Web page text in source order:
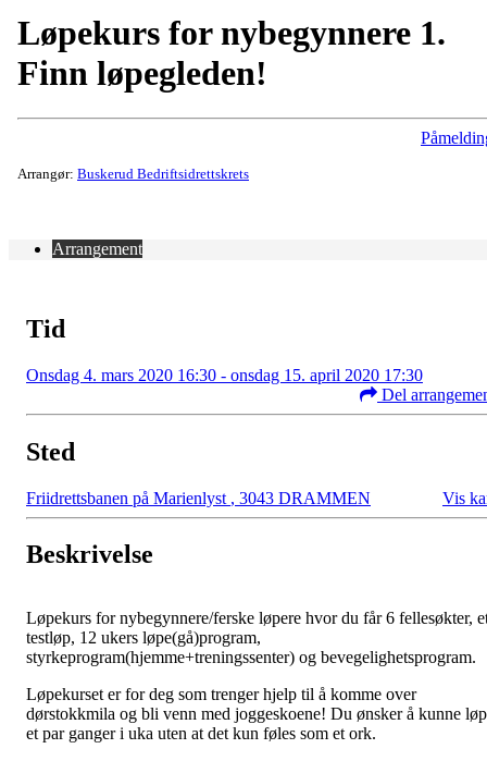
Løpekurs for nybegynnere 1.
Finn løpegleden!
Arrangør: Buskerud Bedriftsidrettskrets
Arrangement
Tid
Onsdag 4. mars 2020 16:30 - onsdag 15. april 2020 17:30
Del
Sted
Friidrettsbanen på Marienlyst , 3043 DRAMMEN Vis
Beskrivelse
Løpekurs for nybegynnere/ferske løpere hvor du får 6 fellesøkter,
testløp, 12 ukers løpe(gå)program,
styrkeprogram(hjemme+treningssenter) og bevegelighetsprogram.
Løpekurset er for deg som trenger hjelp til å komme over
dørstokkmila og bli venn med joggeskoene! Du ønsker å kunne
et par ganger i uka uten at det kun føles som et ork.